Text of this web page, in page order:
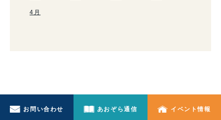
4月
お問い合わせ あおぞら通信 イベント情報